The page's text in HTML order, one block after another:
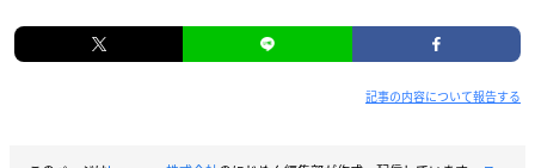
記事の内容について報告する